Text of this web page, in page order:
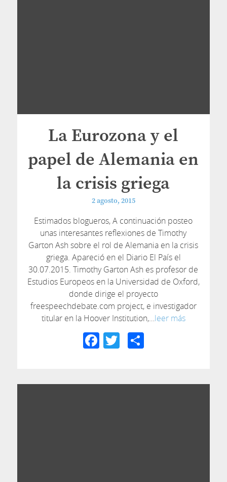
La Eurozona y el
papel de Alemania en
la crisis griega
2 agosto, 2015
Estimados blogueros, A continuación posteo
unas interesantes reflexiones de Timothy
Garton Ash sobre el rol de Alemania en la crisis
griega. Apareció en el Diario El País el
30.07.2015. Timothy Garton Ash es profesor de
Estudios Europeos en la Universidad de Oxford,
donde dirige el proyecto
freespeechdebate.com project, e investigador
titular en la Hoover Institution,…leer más
Facebook
TwitterCompartir